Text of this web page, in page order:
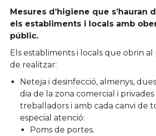
Mesures d’higiene que s’hauran
els establiments i locals amb
públic.
Els establiments i locals que obrin
de realitzar:
Neteja i desinfecció, almenys,
dia de la zona comercial i privades
treballadors i amb cada canvi de
especial atenció:
Poms de portes.